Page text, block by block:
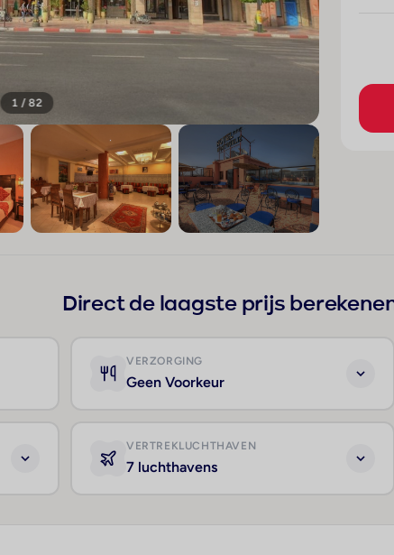
1 / 82
Direct de laagste prijs
VERZORGING
Geen Voorkeur
VERTREKLUCHTHAVEN
7 luchthavens